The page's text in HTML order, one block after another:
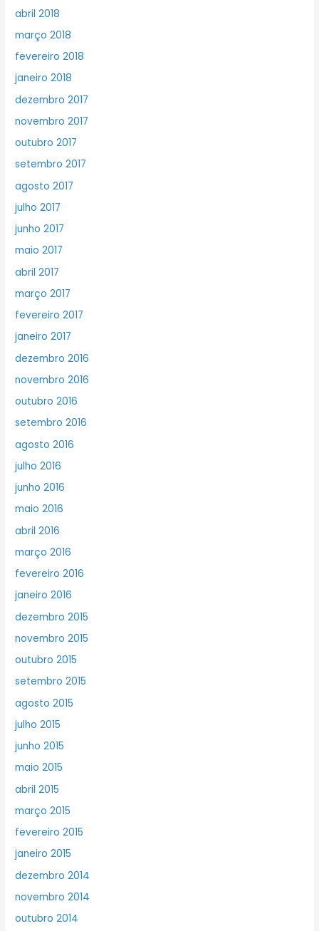
abril 2018
março 2018
fevereiro 2018
janeiro 2018
dezembro 2017
novembro 2017
outubro 2017
setembro 2017
agosto 2017
julho 2017
junho 2017
maio 2017
abril 2017
março 2017
fevereiro 2017
janeiro 2017
dezembro 2016
novembro 2016
outubro 2016
setembro 2016
agosto 2016
julho 2016
junho 2016
maio 2016
abril 2016
março 2016
fevereiro 2016
janeiro 2016
dezembro 2015
novembro 2015
outubro 2015
setembro 2015
agosto 2015
julho 2015
junho 2015
maio 2015
abril 2015
março 2015
fevereiro 2015
janeiro 2015
dezembro 2014
novembro 2014
outubro 2014